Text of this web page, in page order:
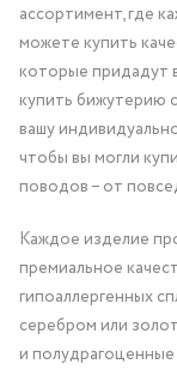
ассортимент, где
можете купить
которые придадут
купить бижутерию
вашу
чтобы вы могли
поводов – от
Каждое изделие
премиальное
гипоаллергенных
серебром или
и